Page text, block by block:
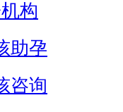
构
助孕
咨询